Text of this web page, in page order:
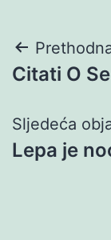
objava
Citati O
Sljedeća
Lepa je